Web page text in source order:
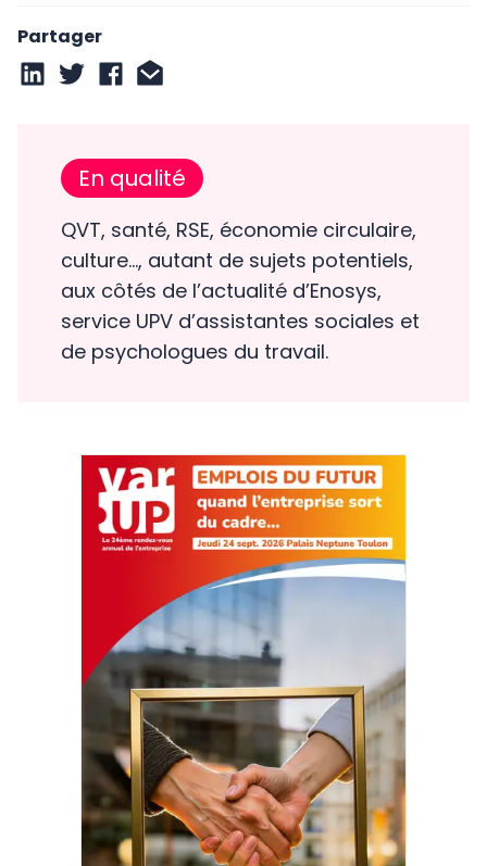
Partager
En qualité
QVT, santé, RSE, économie circulaire,
culture…, autant de sujets potentiels,
aux côtés de l’actualité d’Enosys,
service UPV d’assistantes sociales et
de psychologues du travail.